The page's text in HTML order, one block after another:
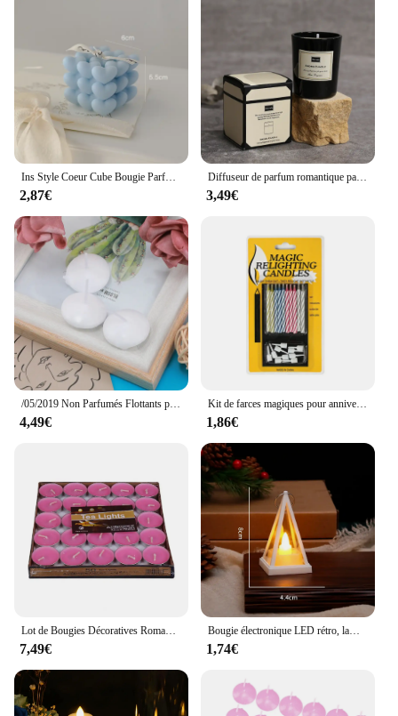
Ins Style Coeur Cube Bougie Parfumée À La Main Aromathérapie Bougie Cire De Soja Bougie D'anniversaire De Mariage Bougies Décoration De Maison De Fête
2,87€
Diffuseur de parfum romantique parfumé ci-après les, aromathérapie longue durée pour la maison fraîche, cadeau de Noël
3,49€
/05/2019 Non Parfumés Flottants pour ixà la Piscine, Mariage, Maison, Fournitures de Décoration de Baignoire, Confession Romantique, 16 Pièces
4,49€
Kit de farces magiques pour anniversaire, tour de gâteau coloré, décorations pour Noël, 10 pièces, 20 pièces
1,86€
Lot de Bougies Décoratives Romantiques de ix, 50 Pièces, Longue Durée, Leon, Proposition Bougie compacte, bougie compacte
7,49€
Bougie électronique LED rétro, lampe de nuit, Triangle artificiel, lumière d'ambiance pour Camping en plein air, vacances, décoration de la maison
1,74€